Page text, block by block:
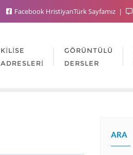
Facebook HristiyanTürk Sayfamız
KILISE
ADRESLERI
GÖRÜNTÜLÜ
DERSLER
ARA